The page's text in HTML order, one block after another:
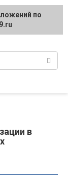
в
по